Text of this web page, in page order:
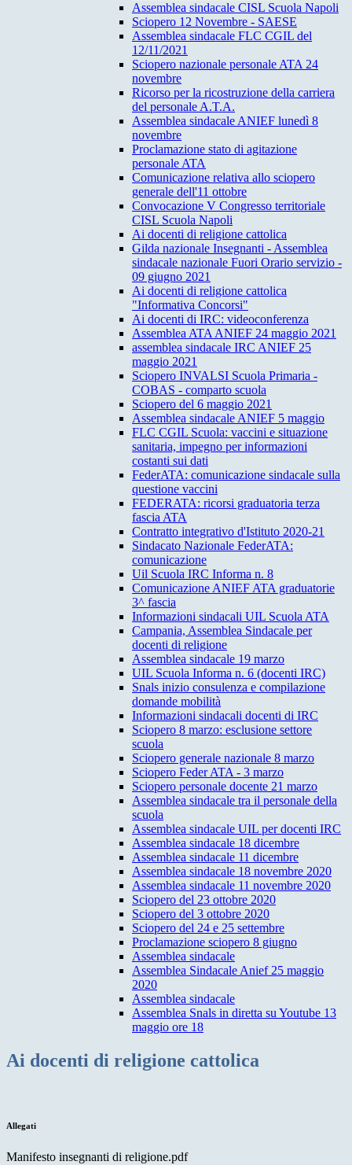
Assemblea sindacale CISL Scuola Napoli
Sciopero 12 Novembre - SAESE
Assemblea sindacale FLC CGIL del
12/11/2021
Sciopero nazionale personale ATA 24
novembre
Ricorso per la ricostruzione della carriera
del personale A.T.A.
Assemblea sindacale ANIEF lunedì 8
novembre
Proclamazione stato di agitazione
personale ATA
Comunicazione relativa allo sciopero
generale dell'11 ottobre
Convocazione V Congresso territoriale
CISL Scuola Napoli
Ai docenti di religione cattolica
Gilda nazionale Insegnanti - Assemblea
sindacale nazionale Fuori Orario servizio -
09 giugno 2021
Ai docenti di religione cattolica
"Informativa Concorsi"
Ai docenti di IRC: videoconferenza
Assemblea ATA ANIEF 24 maggio 2021
assemblea sindacale IRC ANIEF 25
maggio 2021
Sciopero INVALSI Scuola Primaria -
COBAS - comparto scuola
Sciopero del 6 maggio 2021
Assemblea sindacale ANIEF 5 maggio
FLC CGIL Scuola: vaccini e situazione
sanitaria, impegno per informazioni
costanti sui dati
FederATA: comunicazione sindacale sulla
questione vaccini
FEDERATA: ricorsi graduatoria terza
fascia ATA
Contratto integrativo d'Istituto 2020-21
Sindacato Nazionale FederATA:
comunicazione
Uil Scuola IRC Informa n. 8
Comunicazione ANIEF ATA graduatorie
3^ fascia
Informazioni sindacali UIL Scuola ATA
Campania, Assemblea Sindacale per
docenti di religione
Assemblea sindacale 19 marzo
UIL Scuola Informa n. 6 (docenti IRC)
Snals inizio consulenza e compilazione
domande mobilità
Informazioni sindacali docenti di IRC
Sciopero 8 marzo: esclusione settore
scuola
Sciopero generale nazionale 8 marzo
Sciopero Feder ATA - 3 marzo
Sciopero personale docente 21 marzo
Assemblea sindacale tra il personale della
scuola
Assemblea sindacale UIL per docenti IRC
Assemblea sindacale 18 dicembre
Assemblea sindacale 11 dicembre
Assemblea sindacale 18 novembre 2020
Assemblea sindacale 11 novembre 2020
Sciopero del 23 ottobre 2020
Sciopero del 3 ottobre 2020
Sciopero del 24 e 25 settembre
Proclamazione sciopero 8 giugno
Assemblea sindacale
Assemblea Sindacale Anief 25 maggio
2020
Assemblea sindacale
Assemblea Snals in diretta su Youtube 13
maggio ore 18
Ai docenti di religione cattolica
Allegati
Manifesto insegnanti di religione.pdf